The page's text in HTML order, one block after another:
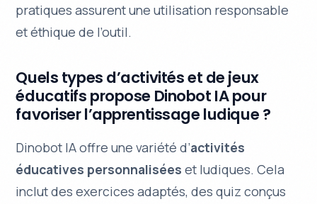
pratiques assurent une utilisation responsable
et éthique de l’outil.
Quels types d’activités et de jeux
éducatifs propose Dinobot IA pour
favoriser l’apprentissage ludique ?
Dinobot IA offre une variété d’activités
éducatives personnalisées et ludiques. Cela
inclut des exercices adaptés, des quiz conçus